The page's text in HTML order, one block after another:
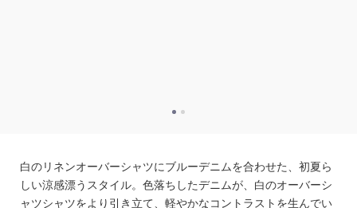
白のリネンオーバーシャツにブルーデニムを合わせた、初夏ら
しい涼感漂うスタイル。色落ちしたデニムが、白のオーバーシ
ャツシャツをより引き立て、軽やかなコントラストを生んでい